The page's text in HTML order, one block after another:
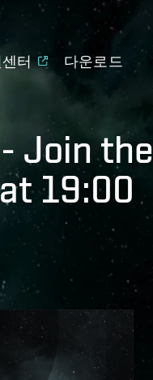
터 다운로드
Join the
19:00